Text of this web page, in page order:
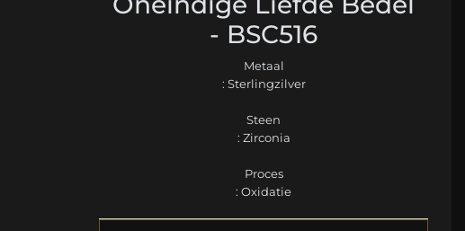
- BSC516
Metaal
: Sterlingzilver
Steen
: Zirconia
Proces
: Oxidatie